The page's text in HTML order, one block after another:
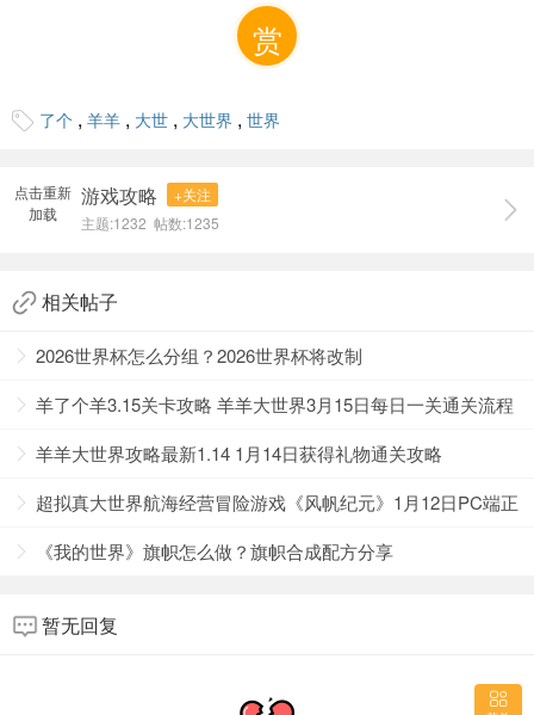
注意事项
1、首先不能让下方的消除槽满掉，不然就会失败，消除
槽不要有超过三个不同的物品，如果最后一个物品槽放上物
品没有消除的话就会失败。
下一层的物品，然后将需要的物品的上方的道具放置到槽中
3、然后我们在消除的时候一定要注意观察左右两侧的道
4、道具卡是给我们增加容错机会的，但是前期尽量不要
赏
了个 , 羊羊 , 大世 , 大世界 , 世界
点击重新
加载
游戏攻略
+关注
主题:1232 帖数:1235
相关帖子
2026世界杯怎么分组？2026世界杯将改制
羊了个羊3.15关卡攻略 羊羊大世界3月15日每日一关通关流程
羊羊大世界攻略最新1.14 1月14日获得礼物通关攻略
超拟真大世界航海经营冒险游戏《风帆纪元》1月12日PC端正
式发售！
《我的世界》旗帜怎么做？旗帜合成配方分享
暂无回复